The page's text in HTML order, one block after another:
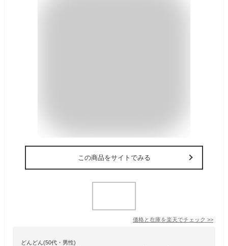
この商品をサイトでみる
価格と在庫を楽天でチェック >>
どんどん(50代・男性)